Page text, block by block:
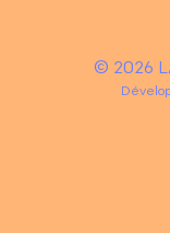
© 2026